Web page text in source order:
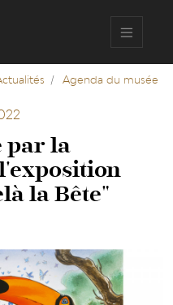
Agenda du musée
par la
la Bête"